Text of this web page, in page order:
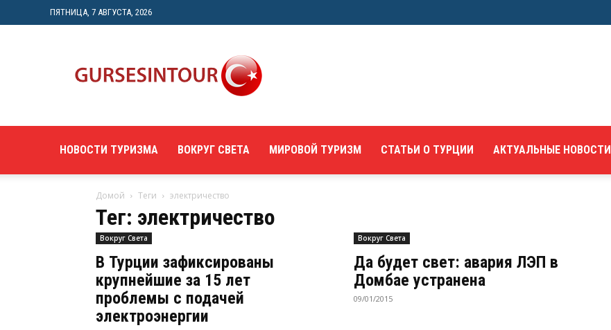
ПЯТНИЦА, 7 АВГУСТА, 2026
—
познавательный
туристический
НОВОСТИ ТУРИЗМА ВОКРУГ СВЕТА МИРОВОЙ ТУРИЗМ СТАТЬИ О ТУРЦИИ АКТУАЛЬНЫЕ НОВОСТИ
Домой Теги электричество
Тег: электричество
Вокруг Света
В Турции зафиксированы
крупнейшие за 15 лет
проблемы с подачей
электроэнергии
Вокруг Света
Да будет свет: авария ЛЭП в
Домбае устранена
09/01/2015